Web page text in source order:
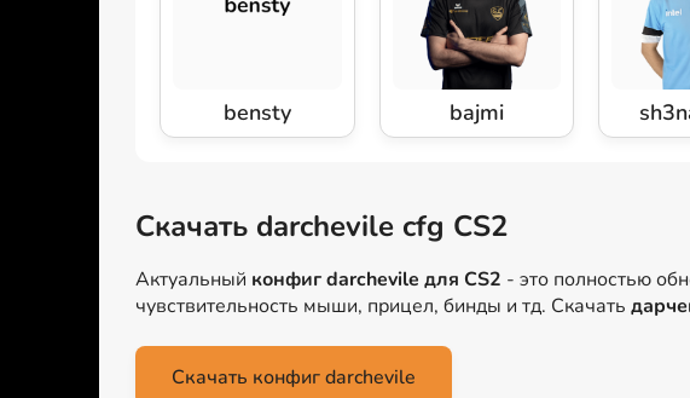
bensty bajmi
Скачать darchevile cfg CS2
Актуальный конфиг darchevile для CS2 - это полностью
чувствительность мыши, прицел, бинды и тд. Скачать
Скачать конфиг darchevile